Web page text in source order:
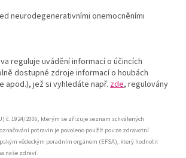
neurodegenerativními onemocněními
reguluje uvádění informací o účincích
dostupné zdroje informací o houbách
apod.), jež si vyhledáte např. zde, regulovány
č. 1924/2006, kterým se zřizuje seznam schválených
potravin je povoleno použít pouze zdravotní
vědeckým poradním orgánem (EFSA), který hodnotil
naše zdraví.